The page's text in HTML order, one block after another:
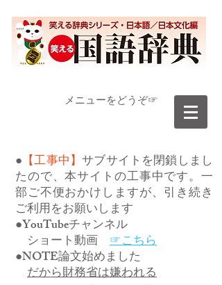
​メニューをどうぞ☞
● 【工事中】サブサイトを閉鎖しまし
たので、本サイトの工事中です。一
部ご不便おかけしますが、引き続き
ご利用をお願いします
●YouTubeチャンネル
ショート動画 ☞こちら
●NOTE論文始めました
だから財務省は嫌われる